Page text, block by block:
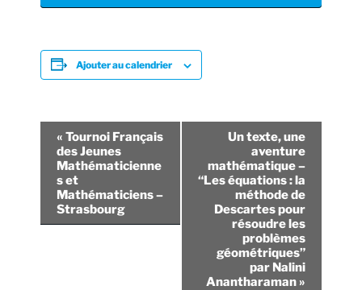
Ajouter au calendrier
« Tournoi Français
des Jeunes
Mathématicienne
s et
Mathématiciens –
Strasbourg
Un texte, une
aventure
mathématique –
“Les équations : la
méthode de
Descartes pour
résoudre les
problèmes
géométriques”
par Nalini
Anantharaman »